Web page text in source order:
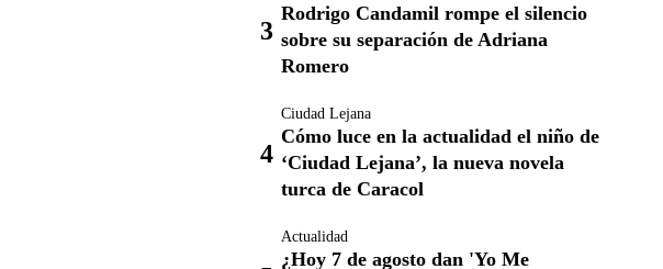
Rodrigo Candamil rompe el silencio
sobre su separación de Adriana
Romero
Ciudad Lejana
Cómo luce en la actualidad el niño de
‘Ciudad Lejana’, la nueva novela
turca de Caracol
Actualidad
¿Hoy 7 de agosto dan 'Yo Me